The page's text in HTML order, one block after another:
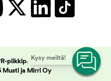
Kysy meiltä!
piikkipallolla | Musti ja Mirri -
ja Mirri Oy